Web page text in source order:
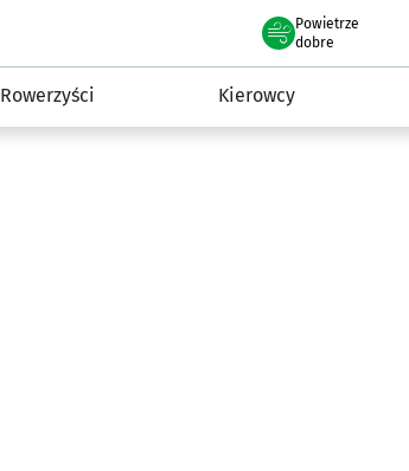
Powietrze
we Wrocławiu
dobre
Rowerzyści Kierowcy